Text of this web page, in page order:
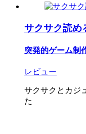
サクサク読め
突発的ゲーム制
レビュー
サクサクとカジ
た